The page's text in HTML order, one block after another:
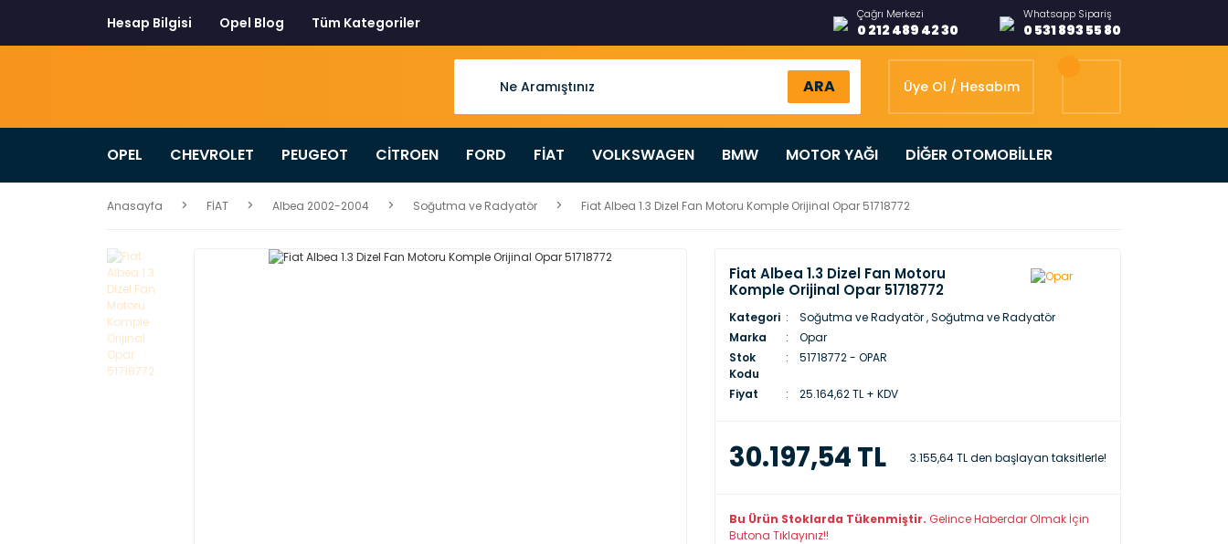
Hesap Bilgisi Opel Blog Tüm Kategoriler Çağrı Merkezi
0 212 489 42 30
Whatsapp Sipariş
0 531 893 55 80
ARA Üye Ol / Hesabım
OPEL CHEVROLET PEUGEOT CİTROEN FORD FİAT VOLKSWAGEN BMW MOTOR YAĞI DİĞER OTOMOBİLLER
Anasayfa FİAT Albea 2002-2004 Soğutma ve Radyatör Fiat Albea 1.3 Dizel Fan Motoru Komple Orijinal Opar 51718772
Fiat Albea 1.3 Dizel Fan Motoru
Komple Orijinal Opar 51718772
Kategori Soğutma ve Radyatör,Soğutma ve Radyatör
Marka
Opar
Stok
Kodu
51718772 - OPAR
Fiyat 25.164,62 TL + KDV
30.197,54 TL 3.155,64 TL den başlayan taksitlerle!
Bu Ürün Stoklarda Tükenmiştir. Gelince Haberdar Olmak İçin
Butona Tıklayınız!!